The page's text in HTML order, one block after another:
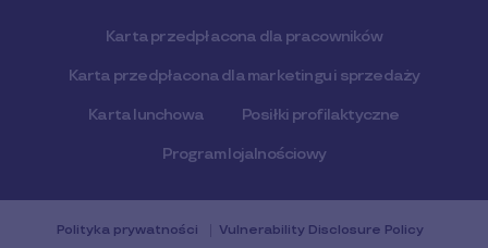
Karta przedpłacona dla pracowników
Karta przedpłacona dla marketingu i sprzedaży
Karta lunchowa Posiłki profilaktyczne
Program lojalnościowy
Polityka prywatności Vulnerability Disclosure Policy